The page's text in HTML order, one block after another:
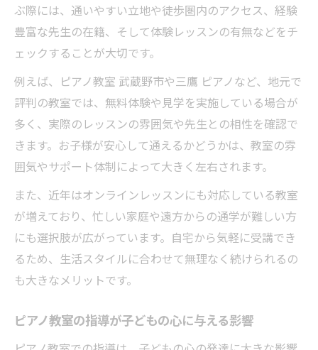
心に寄り添うピアノ教室は習い事継続に最
適
メンタルサポート型ピアノ教室が人気のワ
ケ
ピアノ教室で無理なく続けられる秘訣を伝
授
ピアノ教室で長く続ける工夫とサポート内
容
ぶ際には、通いやすい立地や徒歩圏内のアクセス、経験
豊富な先生の在籍、そして体験レッスンの有無などをチ
ェックすることが大切です。
例えば、ピアノ教室 武蔵野市や三鷹 ピアノなど、地元で
評判の教室では、無料体験や見学を実施している場合が
多く、実際のレッスンの雰囲気や先生との相性を確認で
きます。お子様が安心して通えるかどうかは、教室の雰
囲気やサポート体制によって大きく左右されます。
また、近年はオンラインレッスンにも対応している教室
が増えており、忙しい家庭や遠方からの通学が難しい方
にも選択肢が広がっています。自宅から気軽に受講でき
るため、生活スタイルに合わせて無理なく続けられるの
も大きなメリットです。
ピアノ教室の指導が子どもの心に与える影響